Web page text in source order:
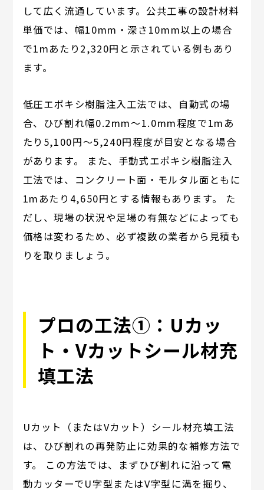
して広く流通しています。公共工事の設計材料
単価では、幅10mm・深さ10mm以上の場合
で1mあたり2,320円と示されている例もあり
ます。
低圧エポキシ樹脂注入工法では、自動式の場
合、ひび割れ幅0.2mm～1.0mm程度で1mあ
たり5,100円～5,240円程度が目安となる場合
があります。 また、手動式エポキシ樹脂注入
工法では、コンクリート面・モルタル面ともに
1mあたり4,650円とする情報もあります。 た
だし、現場の状況や足場の有無などによっても
価格は変わるため、必ず複数の業者から見積も
りを取りましょう。
プロの工法①：Uカッ
ト・Vカットシール材充
填工法
Uカット（またはVカット）シール材充填工法
は、ひび割れの再発防止に効果的な補修方法で
す。 この方法では、まずひび割れに沿って電
動カッターでU字型またはV字型に溝を掘り、